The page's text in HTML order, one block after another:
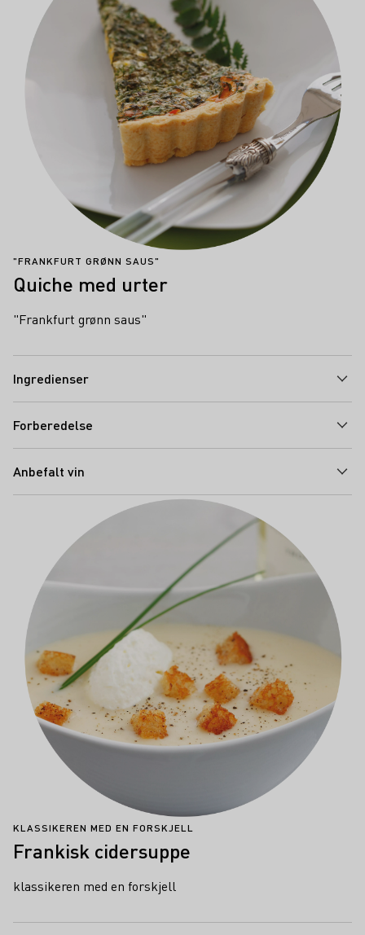
"FRANKFURT GRØNN SAUS"
Quiche med urter
"Frankfurt grønn saus"
Ingredienser
Forberedelse
Anbefalt vin
KLASSIKEREN MED EN FORSKJELL
Frankisk cidersuppe
klassikeren med en forskjell